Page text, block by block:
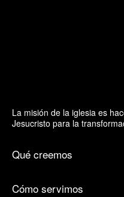
La misión de la iglesia es
Jesucristo para la
Qué creemos
Cómo servimos